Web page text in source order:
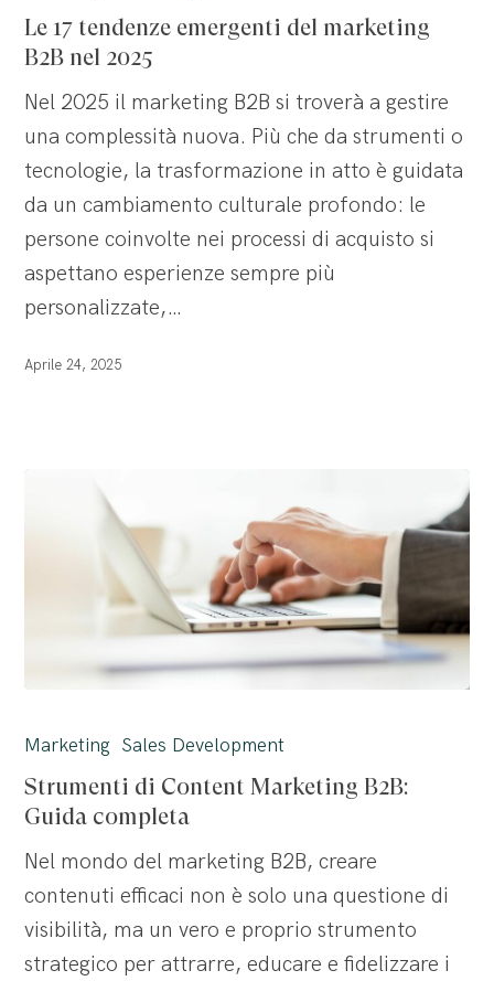
tendenze
emergenti
marketing
B2B
nel
2025
Le 17 tendenze emergenti del marketing
B2B nel 2025
Nel 2025 il marketing B2B si troverà a gestire
una complessità nuova. Più che da strumenti o
tecnologie, la trasformazione in atto è guidata
da un cambiamento culturale profondo: le
persone coinvolte nei processi di acquisto si
aspettano esperienze sempre più
personalizzate,…
Aprile 24, 2025
di
Content
Marketing
Guida
completa
Marketing Sales Development
Strumenti di Content Marketing B2B:
Guida completa
Nel mondo del marketing B2B, creare
contenuti efficaci non è solo una questione di
visibilità, ma un vero e proprio strumento
strategico per attrarre, educare e fidelizzare i